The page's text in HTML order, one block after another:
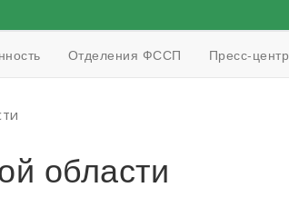
Отделения ФССП Пресс-центр
области